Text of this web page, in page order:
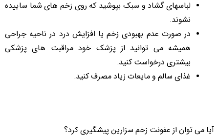
لباسهای گشاد و سبک بپوشید که روی زخم های شما ساییده
نشوند.
در صورت عدم بهبودی زخم یا افزایش درد در ناحیه جراحی
همیشه می توانید از پزشک خود مراقبت های پزشکی
بیشتری درخواست کنید.
غذای سالم و مایعات زیاد مصرف کنید.
آیا می توان از عفونت زخم سزارین پیشگیری کرد؟